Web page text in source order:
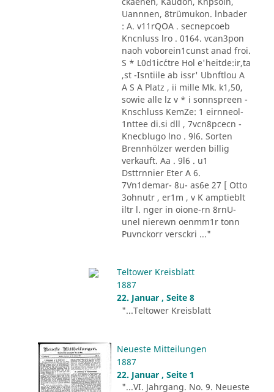
Uannnen, 8trümukon. lnbader
: A. v11rQOA . secnepcoeb
Kncnluss lro . 0164. vcan3pon
naoh voborein1cunst anad froi.
S * L0d1ic´ctre Hol e'heitde:ir,ta
,st -Isntiile ab issr' Ubnftlou A
A S A Platz , ii mille Mk. k1,50,
sowie alle lz v * i sonnspreen -
Knschluss KemZe: 1 eirnneol-
1nttee di.si dll , 7vcn8pcecn -
Knecblugo lno . 9l6. Sorten
Brennhölzer werden billig
verkauft. Aa . 9l6 . u1
Dsttrnnier Eter A 6.
7Vn1demar- 8u- as6e 27 [ Otto
3ohnutr , er1m , v K amptieblt
iltr l. nger in oione-rn 8rnU-
unel nierewn oenmm1r tonn
Puvnckorr versckri ..."
Teltower Kreisblatt
1887
22. Januar , Seite 8
"...Teltower Kreisblatt
Neueste Mitteilungen
1887
22. Januar , Seite 1
"...VI. Jahrgang. No. 9. Neueste